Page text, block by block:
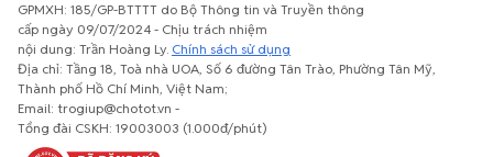
GPMXH: 185/GP-BTTTT do Bộ Thông tin và Truyền thông
cấp ngày 09/07/2024 - Chịu trách nhiệm
nội dung: Trần Hoàng Ly. Chính sách sử dụng
Địa chỉ: Tầng 18, Toà nhà UOA, Số 6 đường Tân Trào, Phường Tân Mỹ,
Thành phố Hồ Chí Minh, Việt Nam;
Email: trogiup@chotot.vn -
Tổng đài CSKH: 19003003 (1.000đ/phút)